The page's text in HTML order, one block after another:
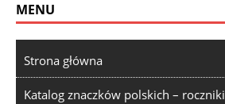
MENU
Strona główna
Katalog znaczków polskich – roczniki